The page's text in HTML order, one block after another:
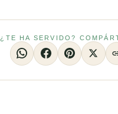
¿TE HA SERVIDO?